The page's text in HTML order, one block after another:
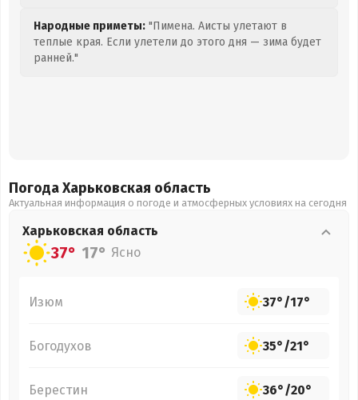
Народные приметы: "Пимена. Аисты улетают в
теплые края. Если улетели до этого дня — зима будет
ранней."
Погода Харьковская область
Актуальная информация о погоде и атмосферных условиях на сегодня
Харьковская область
37° 17° Ясно
Изюм 37°/17°
Богодухов 35°/21°
Берестин 36°/20°